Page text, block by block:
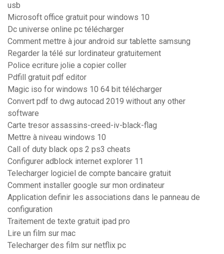
usb
Microsoft office gratuit pour windows 10
Dc universe online pc télécharger
Comment mettre à jour android sur tablette samsung
Regarder la télé sur lordinateur gratuitement
Police ecriture jolie a copier coller
Pdfill gratuit pdf editor
Magic iso for windows 10 64 bit télécharger
Convert pdf to dwg autocad 2019 without any other
software
Carte tresor assassins-creed-iv-black-flag
Mettre à niveau windows 10
Call of duty black ops 2 ps3 cheats
Configurer adblock internet explorer 11
Telecharger logiciel de compte bancaire gratuit
Comment installer google sur mon ordinateur
Application definir les associations dans le panneau de
configuration
Traitement de texte gratuit ipad pro
Lire un film sur mac
Telecharger des film sur netflix pc